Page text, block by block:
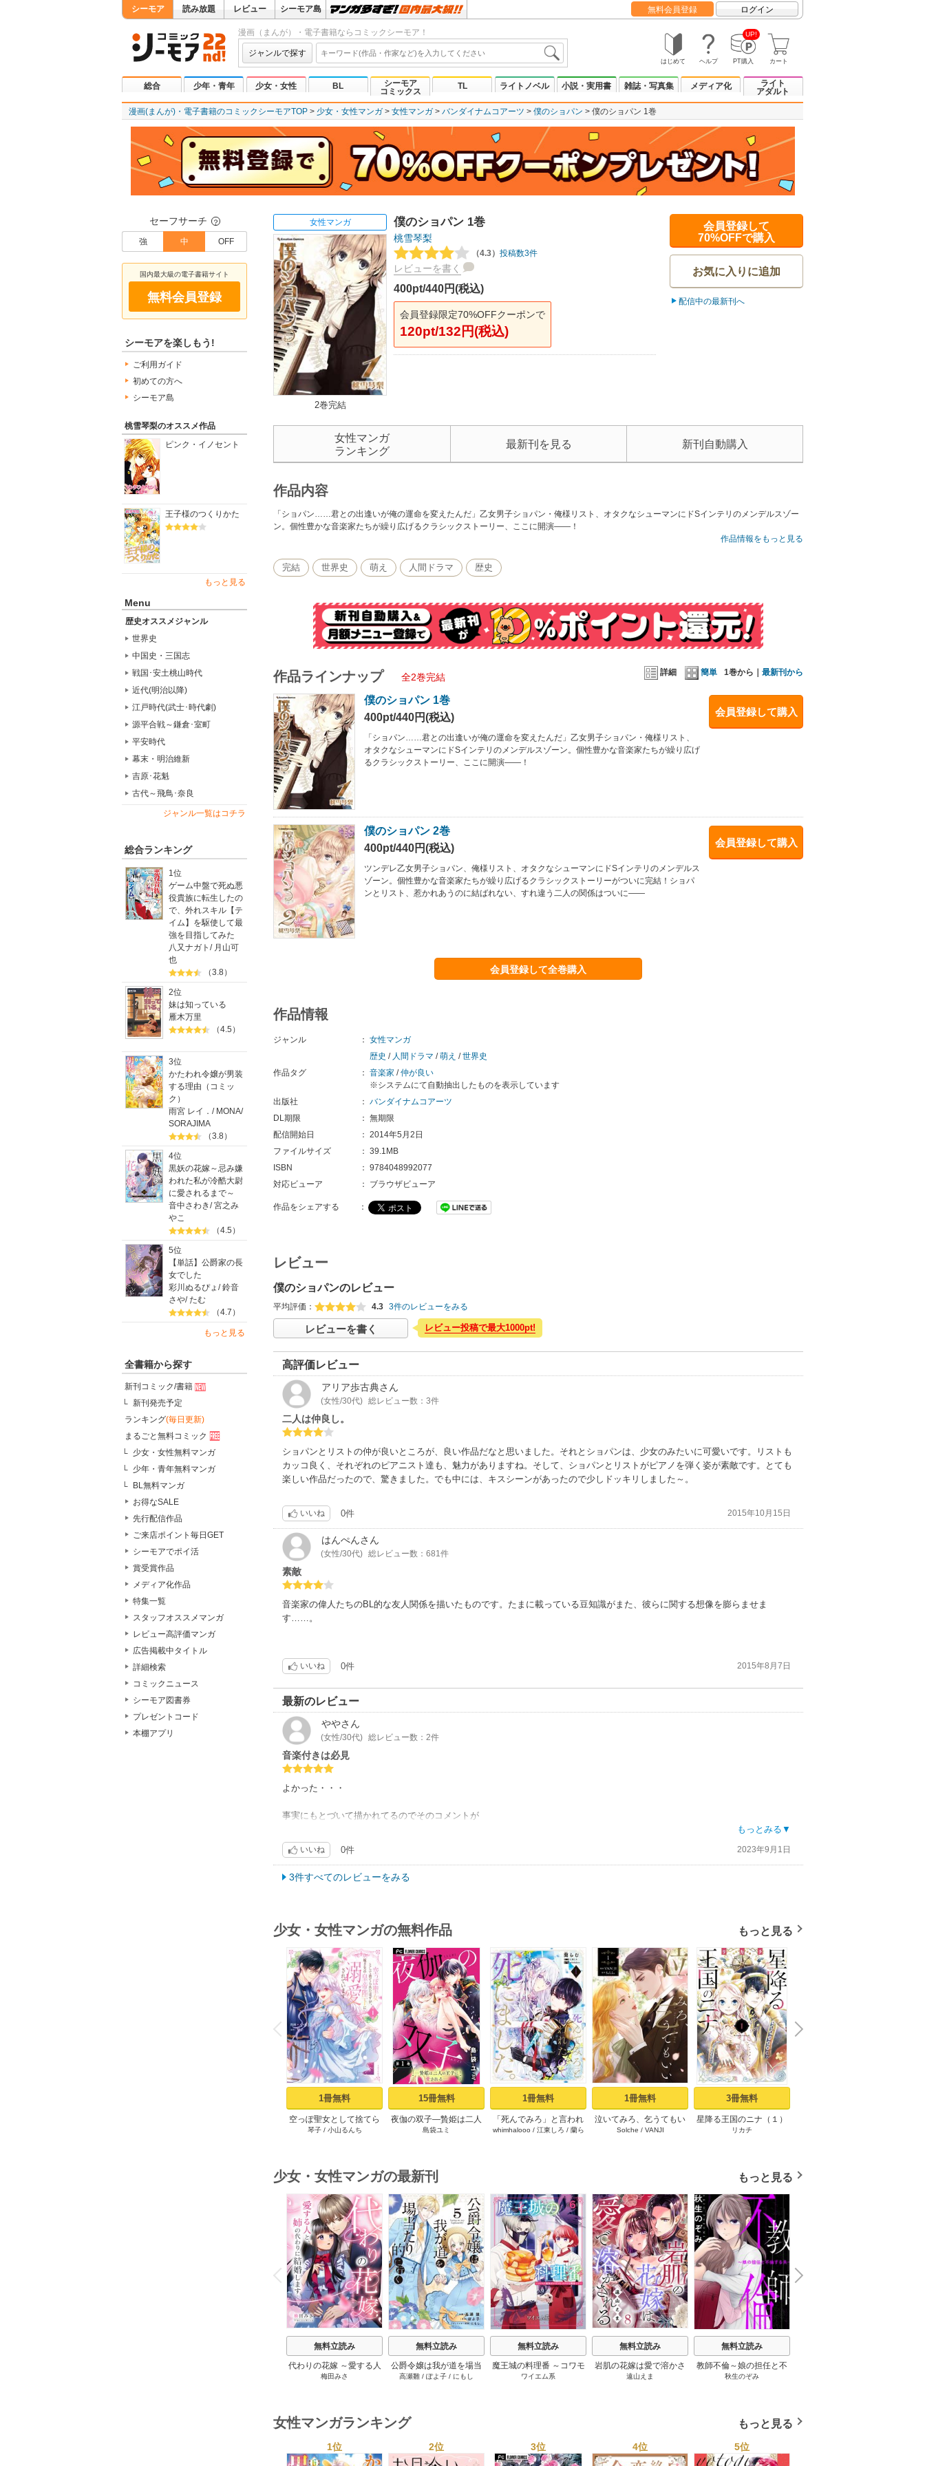
シーモア 読み放題 レビュー シーモア島 無料会員登録 ログイン
漫画（まんが）・電子書籍ならコミックシーモア！
ジャンルで探す
はじめて ヘルプ
UP!
PT購入 カート
総合 少年・青年 少女・女性 BL
シーモア
コミックス
TL ライトノベル 小説・実用書 雑誌・写真集 メディア化
ライト
アダルト
漫画(まんが)・電子書籍のコミックシーモアTOP 少女・女性マンガ 女性マンガ バンダイナムコアーツ 僕のショパン 僕のショパン 1巻
セーフサーチ ？
強 中 OFF
国内最大級の電子書籍サイト
無料会員登録
シーモアを楽しもう!
ご利用ガイド
初めての方へ
シーモア島
桃雪琴梨のオススメ作品
ピンク・イノセント
王子様のつくりかた
もっと見る
Menu
歴史オススメジャンル
世界史
中国史・三国志
戦国･安土桃山時代
近代(明治以降)
江戸時代(武士･時代劇)
源平合戦～鎌倉･室町
平安時代
幕末・明治維新
吉原･花魁
古代～飛鳥･奈良
ジャンル一覧はコチラ
総合ランキング
1位
ゲーム中盤で死ぬ悪
役貴族に転生したの
で、外れスキル【テ
イム】を駆使して最
強を目指してみた
八又ナガト / 月山可
也
（3.8）
2位
妹は知っている
雁木万里
（4.5）
3位
かたわれ令嬢が男装
する理由（コミッ
ク）
雨宮 レイ． / MONA/
SORAJIMA
（3.8）
4位
黒妖の花嫁～忌み嫌
われた私が冷酷大尉
に愛されるまで～
音中さわき/宮之み
やこ
（4.5）
5位
【単話】公爵家の長
女でした
彩川ぬるぴょ /鈴音
さや/たむ
（4.7）
もっと見る
全書籍から探す
新刊コミック/書籍
新刊発売予定
ランキング(毎日更新)
まるごと無料コミック
少女・女性無料マンガ
少年・青年無料マンガ
BL無料マンガ
お得なSALE
先行配信作品
ご来店ポイント毎日GET
シーモアでポイ活
賞受賞作品
メディア化作品
特集一覧
スタッフオススメマンガ
レビュー高評価マンガ
広告掲載中タイトル
詳細検索
コミックニュース
シーモア図書券
プレゼントコード
本棚アプリ
女性マンガ
2巻完結
僕のショパン 1巻
桃雪琴梨
（4.3） 投稿数3件
レビューを書く
400pt/440円(税込)
会員登録限定70%OFFクーポンで
120pt/132円(税込)
会員登録して
70%OFFで購入
お気に入りに追加
配信中の最新刊へ
女性マンガ
ランキング
最新刊を見る 新刊自動購入
作品内容
「ショパン……君との出逢いが俺の運命を変えたんだ」乙女男子ショパン・俺様リスト、オタクなシューマンにドSインテリのメンデルスゾー
ン。個性豊かな音楽家たちが繰り広げるクラシックストーリー、ここに開演――！
作品情報をもっと見る
完結 世界史 萌え 人間ドラマ 歴史
詳細 簡単 1巻から｜ 最新刊から
作品ラインナップ 全2巻完結
会員登録して購入
僕のショパン 1巻
400pt/440円(税込)
「ショパン……君との出逢いが俺の運命を変えたんだ」乙女男子ショパン・俺様リスト、
オタクなシューマンにドSインテリのメンデルスゾーン。個性豊かな音楽家たちが繰り広げ
るクラシックストーリー、ここに開演――！
会員登録して購入
僕のショパン 2巻
400pt/440円(税込)
ツンデレ乙女男子ショパン、俺様リスト、オタクなシューマンにドSインテリのメンデルス
ゾーン。個性豊かな音楽家たちが繰り広げるクラシックストーリーがついに完結！ショパ
ンとリスト、惹かれあうのに結ばれない、すれ違う二人の関係はついに――
会員登録して全巻購入
作品情報
ジャンル ： 女性マンガ
歴史 / 人間ドラマ /萌え /世界史
作品タグ
： 音楽家 /仲が良い
※システムにて自動抽出したものを表示しています
出版社
： バンダイナムコアーツ
DL期限
： 無期限
配信開始日
： 2014年5月2日
ファイルサイズ
： 39.1MB
ISBN
： 9784048992077
対応ビューア
： ブラウザビューア
作品をシェアする ：
レビュー
僕のショパンのレビュー
平均評価： 4.3 3件のレビューをみる
レビューを書く レビュー投稿で最大1000pt!
高評価レビュー
アリア歩古典さん
(女性/30代) 総レビュー数：3件
二人は仲良し。
ショパンとリストの仲が良いところが、良い作品だなと思いました。それとショパンは、少女のみたいに可愛いです。リストも
カッコ良く、それぞれのピアニスト達も、魅力がありますね。そして、ショパンとリストがピアノを弾く姿が素敵です。とても
楽しい作品だったので、驚きました。でも中には、キスシーンがあったので少しドッキリしました～。
いいね 0件 2015年10月15日
はんぺんさん
(女性/30代) 総レビュー数：681件
素敵
音楽家の偉人たちのBL的な友人関係を描いたものです。たまに載っている豆知識がまた、彼らに関する想像を膨らませま
す……。
いいね 0件 2015年8月7日
最新のレビュー
ややさん
(女性/30代) 総レビュー数：2件
音楽付きは必見
よかった・・・
事実にもとづいて描かれてるのでそのコメントが
けっこう面白かったです
もっとみる▼
いいね 0件 2023年9月1日
3件すべてのレビューをみる
少女・女性マンガの無料作品 もっと見る
P
r
e
v
i
o
u
s
1冊無料
空っぽ聖女として捨てら
れたはずが、嫁ぎ先の皇
限定版】
琴子/ 小山るんち
15冊無料
夜伽の双子―贄姫は二人
の王子に愛される―【マ
島袋ユミ
1冊無料
「死んでみろ」と言われ
たので死にました。 1
whimhalooo / 江東しろ / 蘭ら
1冊無料
泣いてみろ、乞うてもい
い １
Solche / VANJI
3冊無料
星降る王国のニナ（１）
リカチ
N
e
x
t
少女・女性マンガの最新刊 もっと見る
P
r
e
v
i
o
u
s
無料立読み
代わりの花嫁 ～愛する人
と、姉の代わりに結婚し
梅田みさ
無料立読み
公爵令嬢は我が道を場当
たり的に行く 5巻
高瀬雛 / ぽよ子 / にもし
無料立読み
魔王城の料理番 ～コワモ
テ魔族ばかりだけど、ホ
ワイエム系
無料立読み
岩肌の花嫁は愛で溶かさ
れる 8巻
遠山えま
無料立読み
教師不倫～娘の担任と不
倫する夫～ 6巻
秋生のぞみ
N
e
x
t
女性マンガランキング もっと見る
1位 2位 3位 4位 5位